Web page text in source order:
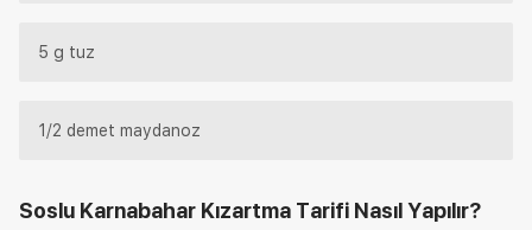
5 g tuz
1/2 demet maydanoz
Soslu Karnabahar Kızartma Tarifi Nasıl Yapılır?